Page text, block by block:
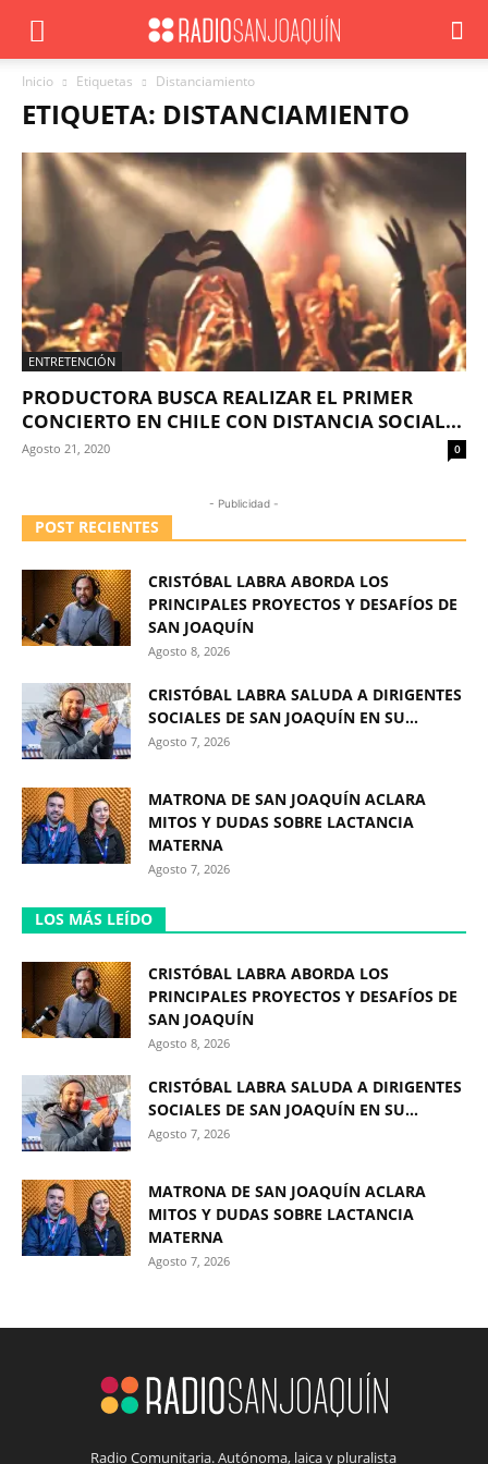
Inicio Etiquetas Distanciamiento
ETIQUETA: DISTANCIAMIENTO
ENTRETENCIÓN
PRODUCTORA BUSCA REALIZAR EL PRIMER
CONCIERTO EN CHILE CON DISTANCIA SOCIAL...
Agosto 21, 2020 0
- Publicidad -
POST RECIENTES
CRISTÓBAL LABRA ABORDA LOS
PRINCIPALES PROYECTOS Y DESAFÍOS DE
SAN JOAQUÍN
Agosto 8, 2026
CRISTÓBAL LABRA SALUDA A DIRIGENTES
SOCIALES DE SAN JOAQUÍN EN SU...
Agosto 7, 2026
MATRONA DE SAN JOAQUÍN ACLARA
MITOS Y DUDAS SOBRE LACTANCIA
MATERNA
Agosto 7, 2026
LOS MÁS LEÍDO
CRISTÓBAL LABRA ABORDA LOS
PRINCIPALES PROYECTOS Y DESAFÍOS DE
SAN JOAQUÍN
Agosto 8, 2026
CRISTÓBAL LABRA SALUDA A DIRIGENTES
SOCIALES DE SAN JOAQUÍN EN SU...
Agosto 7, 2026
MATRONA DE SAN JOAQUÍN ACLARA
MITOS Y DUDAS SOBRE LACTANCIA
MATERNA
Agosto 7, 2026
Radio Comunitaria. Autónoma, laica y pluralista